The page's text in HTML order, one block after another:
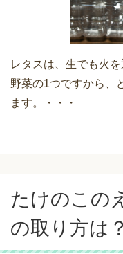
レタスは、生でも火
野菜の1つですから、
ます。・・・
たけのこの
の取り方は？